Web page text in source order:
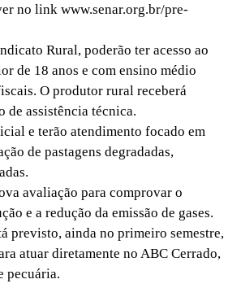
no link www.senar.org.br/pre-
Rural, poderão ter acesso ao
de 18 anos e com ensino médio
O produtor rural receberá
de assistência técnica.
e terão atendimento focado em
de pastagens degradadas,
avaliação para comprovar o
e a redução da emissão de gases.
previsto, ainda no primeiro semestre,
atuar diretamente no ABC Cerrado,
pecuária.